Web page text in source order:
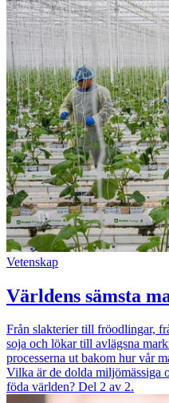
Vetenskap
Världens sämsta
Från slakterier till fröodlingar,
soja och lökar till avlägsna
processerna ut bakom hur vår
Vilka är de dolda miljömässiga
föda världen? Del 2 av 2.